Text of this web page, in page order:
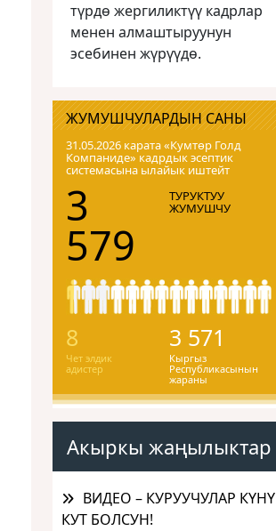
түрдө жергиликтүү кадрлар
менен алмаштыруунун
эсебинен жүрүүдө.
ЖУМУШЧУЛАРДЫН САНЫ
31.05.2026 карата «Кумтɵр Голд
Компаниде» кадрдык эсептик
системасына ылайык иштейт
3
579
ТУРУКТУУ
ЖУМУШЧУ
8
Чет элдик
адистер
3 571
Кыргыз
Республикасынын
жараны
Акыркы жаңылыктар
ВИДЕО – КУРУУЧУЛАР КҮНҮ
КУТ БОЛСУН!